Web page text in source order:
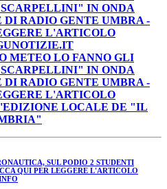
IN ONDA
DI RADIO GENTE UMBRA -
L'ARTICOLO
METEO LO FANNO GLI
IN ONDA
DI RADIO GENTE UMBRA -
L'ARTICOLO
LOCALE DE "IL
SUL PODIO 2 STUDENTI
QUI PER LEGGERE L'ARTICOLO